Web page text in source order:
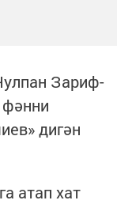
Зариф-
дигән
атап хат